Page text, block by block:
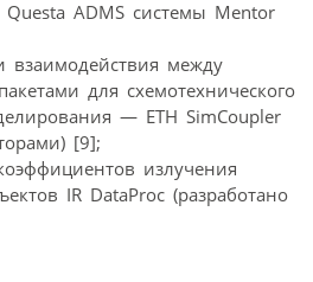
ADMS системы Mentor
взаимодействия между
для схемотехнического
— ETH SimCoupler
[9];
излучения
IR DataProc (разработано